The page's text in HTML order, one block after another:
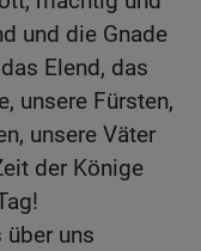
und die Gnade
Elend, das
unsere Fürsten,
unsere Väter
der Könige
uns